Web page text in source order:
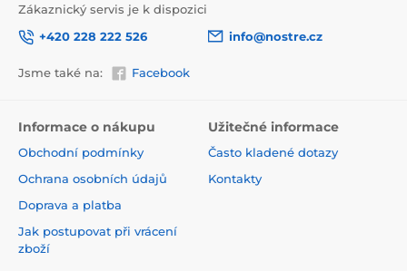
Použitá tisková metoda je ekologická, a proto jsou
přísné normy a mají VOC i GREENGUARD GOLD
certifikaci. Navíc jsou bez obsahu PVC a lepidlo je na
Zákaznický servis je k dispozici
+420 228 222 526
info@nostre.cz
Jsme také na: Facebook
Informace o nákupu
Obchodní podmínky
Ochrana osobních údajů
Doprava a platba
Jak postupovat při vrácení
zboží
Užitečné informace
Často kladené dotazy
Kontakty